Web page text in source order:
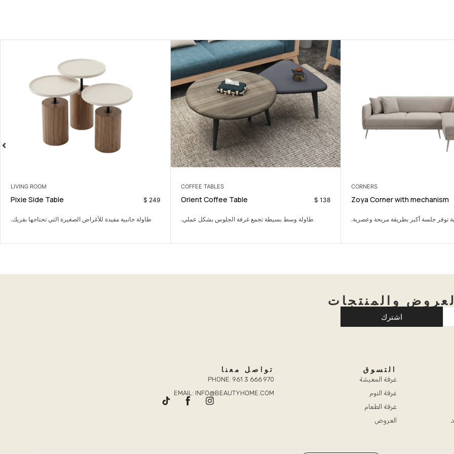
COFFEE TABLES
Orient Coffee Table
طاولة وسط بسيطة تجمع غرفة الجلوس بشكل عملي.
LIVING ROOM
Pixie Side Table
طاولة جانبية مفيدة للأغراض الصغيرة التي تحتاجها بقربك.
seater
كنبة ثلاثية عملية تضيف الراحة من دون
والمنتجات
اشترك
التسوق
غرفة المعيشة
غرفة النوم
غرفة الطعام
العروض
تواصل معنا
PHONE: 961 3 666 970
EMAIL: INFO@BEAUTYHOME.COM